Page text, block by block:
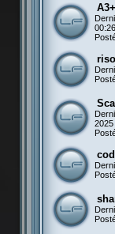
00:26
2025